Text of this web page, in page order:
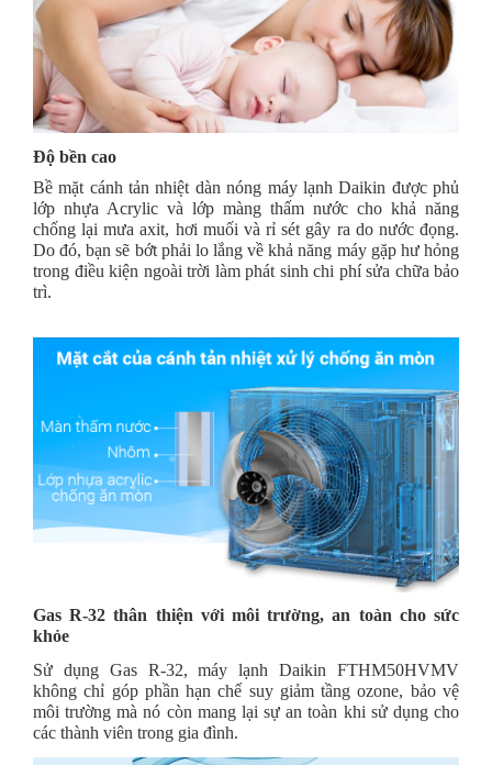
Độ bền cao
Bề mặt cánh tản nhiệt dàn nóng máy lạnh Daikin được phủ
lớp nhựa Acrylic và lớp màng thấm nước cho khả năng
chống lại mưa axit, hơi muối và rỉ sét gây ra do nước đọng.
Do đó, bạn sẽ bớt phải lo lắng về khả năng máy gặp hư hỏng
trong điều kiện ngoài trời làm phát sinh chi phí sửa chữa bảo
trì.
Gas R-32 thân thiện với môi trường, an toàn cho sức
khỏe
Sử dụng Gas R-32, máy lạnh Daikin FTHM50HVMV
không chỉ góp phần hạn chế suy giảm tầng ozone, bảo vệ
môi trường mà nó còn mang lại sự an toàn khi sử dụng cho
các thành viên trong gia đình.